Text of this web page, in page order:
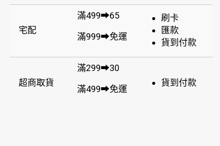
宅配
滿499➡65
滿999➡免運
刷卡
匯款
貨到付款
超商取貨
滿299➡30
滿499➡免運
貨到付款